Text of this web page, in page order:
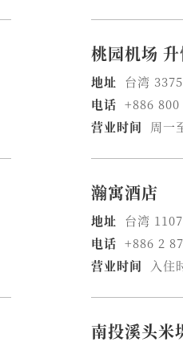
桃园机场
地址 台湾
电话 +886 800
营业时间
周一
瀚寓酒店
地址 台湾
电话 +886 2
营业时间
入住
南投溪头米